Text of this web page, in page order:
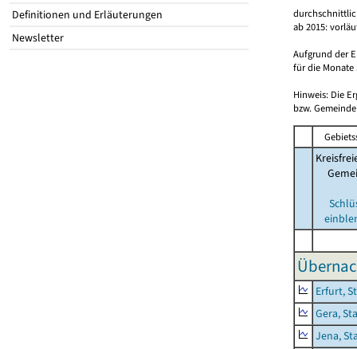
Definitionen und Erläuterungen
Newsletter
ab 2015:
Aufgrund der
für die Monate
Hinweis: Die
bzw.
Erfurt,
Gera,
Jena,